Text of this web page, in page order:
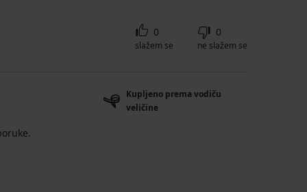
0
slažem se
0
ne slažem se
Kupljeno prema vodiču
veličine